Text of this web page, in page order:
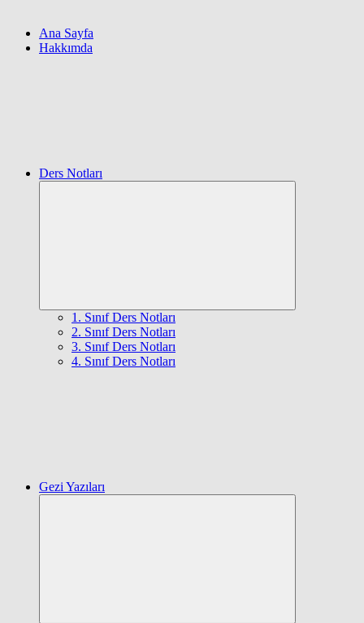
Ana Sayfa
Hakkımda
Ders Notları
1. Sınıf Ders Notları
2. Sınıf Ders Notları
3. Sınıf Ders Notları
4. Sınıf Ders Notları
Gezi Yazıları